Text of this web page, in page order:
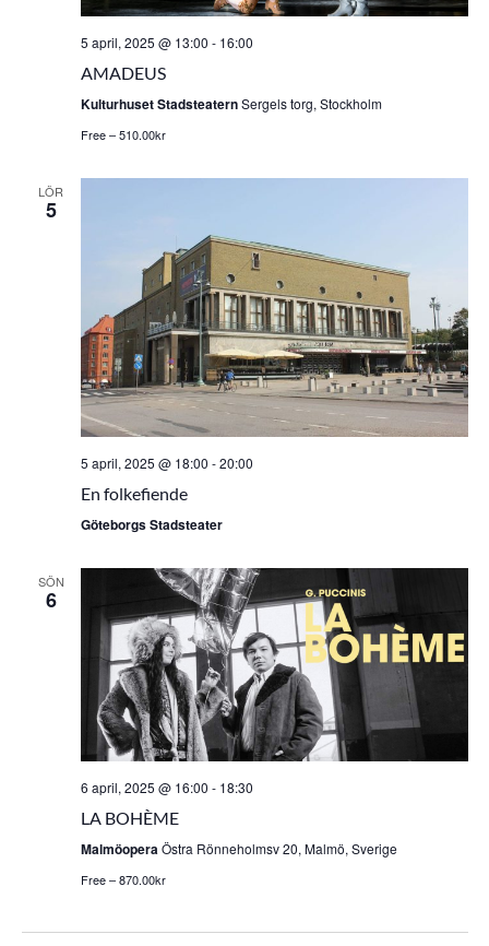
5 april, 2025 @ 13:00 - 16:00
AMADEUS
Kulturhuset StadsteaternSergels torg, Stockholm
Free – 510.00kr
LÖR
5
5 april, 2025 @ 18:00 -20:00
En folkefiende
Göteborgs Stadsteater
SÖN
6
6 april, 2025 @ 16:00 - 18:30
LA BOHÈME
MalmöoperaÖstra Rönneholmsv 20, Malmö, Sverige
Free – 870.00kr